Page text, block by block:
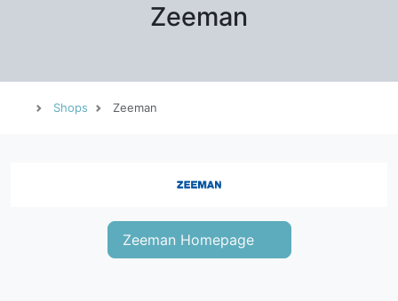
Zeeman
Shops Zeeman
Zeeman Homepage